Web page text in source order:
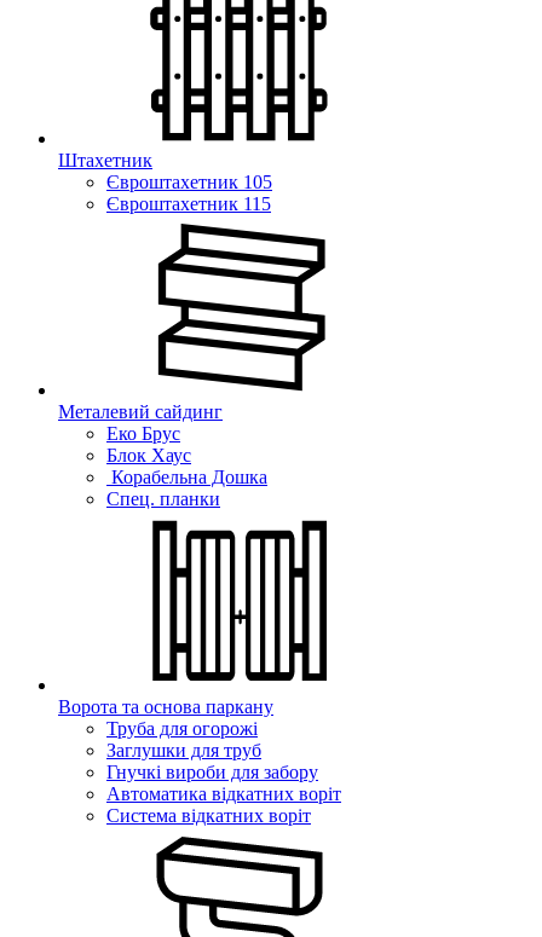
Штахетник
Євроштахетник 105
Євроштахетник 115
Металевий сайдинг
Еко Брус
Блок Хаус
Корабельна Дошка
Спец. планки
Ворота та основа паркану
Труба для огорожі
Заглушки для труб
Гнучкі вироби для забору
Автоматика відкатних воріт
Система відкатних воріт